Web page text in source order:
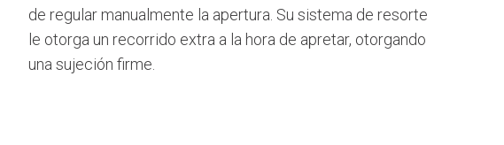
de regular manualmente la apertura. Su sistema de resorte
le otorga un recorrido extra a la hora de apretar, otorgando
una sujeción firme.